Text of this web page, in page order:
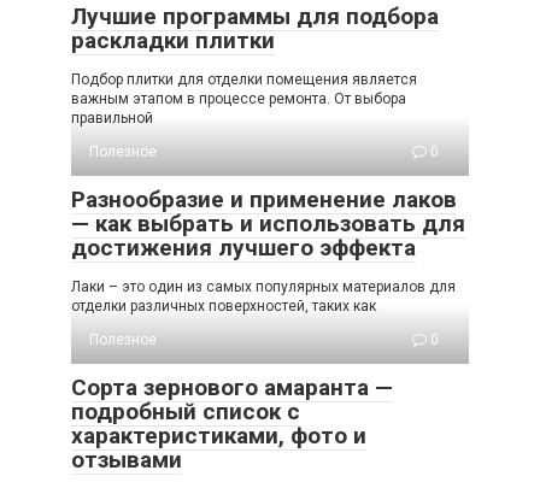
Лучшие программы для подбора
раскладки плитки
Подбор плитки для отделки помещения является
важным этапом в процессе ремонта. От выбора
правильной
Полезное
0
Разнообразие и применение лаков
— как выбрать и использовать для
достижения лучшего эффекта
Лаки – это один из самых популярных материалов для
отделки различных поверхностей, таких как
Полезное
0
Сорта зернового амаранта —
подробный список с
характеристиками, фото и
отзывами